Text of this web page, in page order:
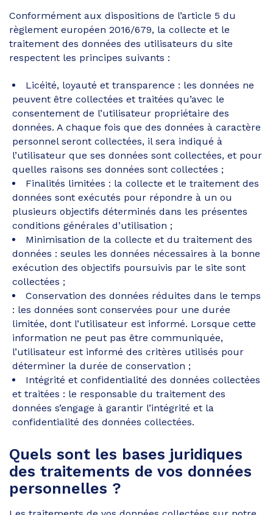
Conformément aux dispositions de l’article 5 du
règlement européen 2016/679, la collecte et le
traitement des données des utilisateurs du site
respectent les principes suivants :
Licéité, loyauté et transparence : les données ne
peuvent être collectées et traitées qu’avec le
consentement de l’utilisateur propriétaire des
données. A chaque fois que des données à caractère
personnel seront collectées, il sera indiqué à
l’utilisateur que ses données sont collectées, et pour
quelles raisons ses données sont collectées ;
Finalités limitées : la collecte et le traitement des
données sont exécutés pour répondre à un ou
plusieurs objectifs déterminés dans les présentes
conditions générales d’utilisation ;
Minimisation de la collecte et du traitement des
données : seules les données nécessaires à la bonne
exécution des objectifs poursuivis par le site sont
collectées ;
Conservation des données réduites dans le temps
: les données sont conservées pour une durée
limitée, dont l’utilisateur est informé. Lorsque cette
information ne peut pas être communiquée,
l’utilisateur est informé des critères utilisés pour
déterminer la durée de conservation ;
Intégrité et confidentialité des données collectées
et traitées : le responsable du traitement des
données s’engage à garantir l’intégrité et la
confidentialité des données collectées.
Quels sont les bases juridiques
des traitements de vos données
personnelles ?